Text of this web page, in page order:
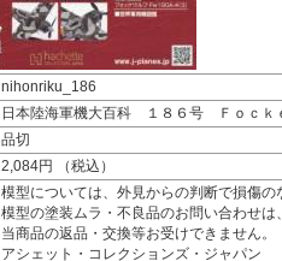
nihonriku_186
日本陸海軍機大百科 １８６号 Ｆｏｃｋ
品切
2,084円 （税込）
模型については、外見からの判断で損傷の
模型の塗装ムラ・不良品のお問い合わせは
当商品の返品・交換等お受けできません。
アシェット・コレクションズ・ジャパン